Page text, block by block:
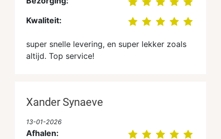
Kwaliteit:
super snelle levering, en super lekker zoals
altijd. Top service!
Xander Synaeve
13-01-2026
Afhalen: